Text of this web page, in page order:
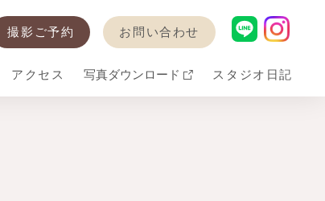
撮影ご予約 お問い合わせ
アクセス 写真ダウンロード スタジオ日記